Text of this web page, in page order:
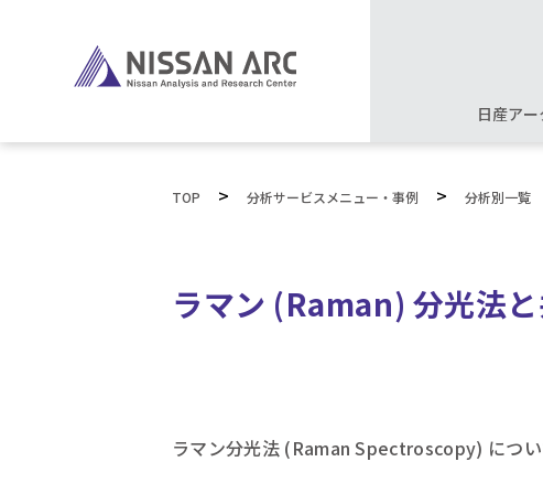
日産ア
TOP > 分析サービスメニュー・事例 > 分析別一覧
ラマン (Raman) 分光法
ラマン分光法 (Raman Spectroscopy) につい